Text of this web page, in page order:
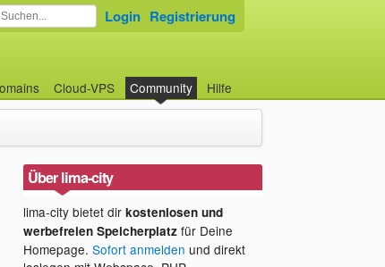
Cloud-VPS Community Hilfe
Login Registrierung
Über lima-city
lima-city bietet dir kostenlosen und
werbefreien Speicherplatzfür Deine
Homepage. Sofort anmelden und direkt